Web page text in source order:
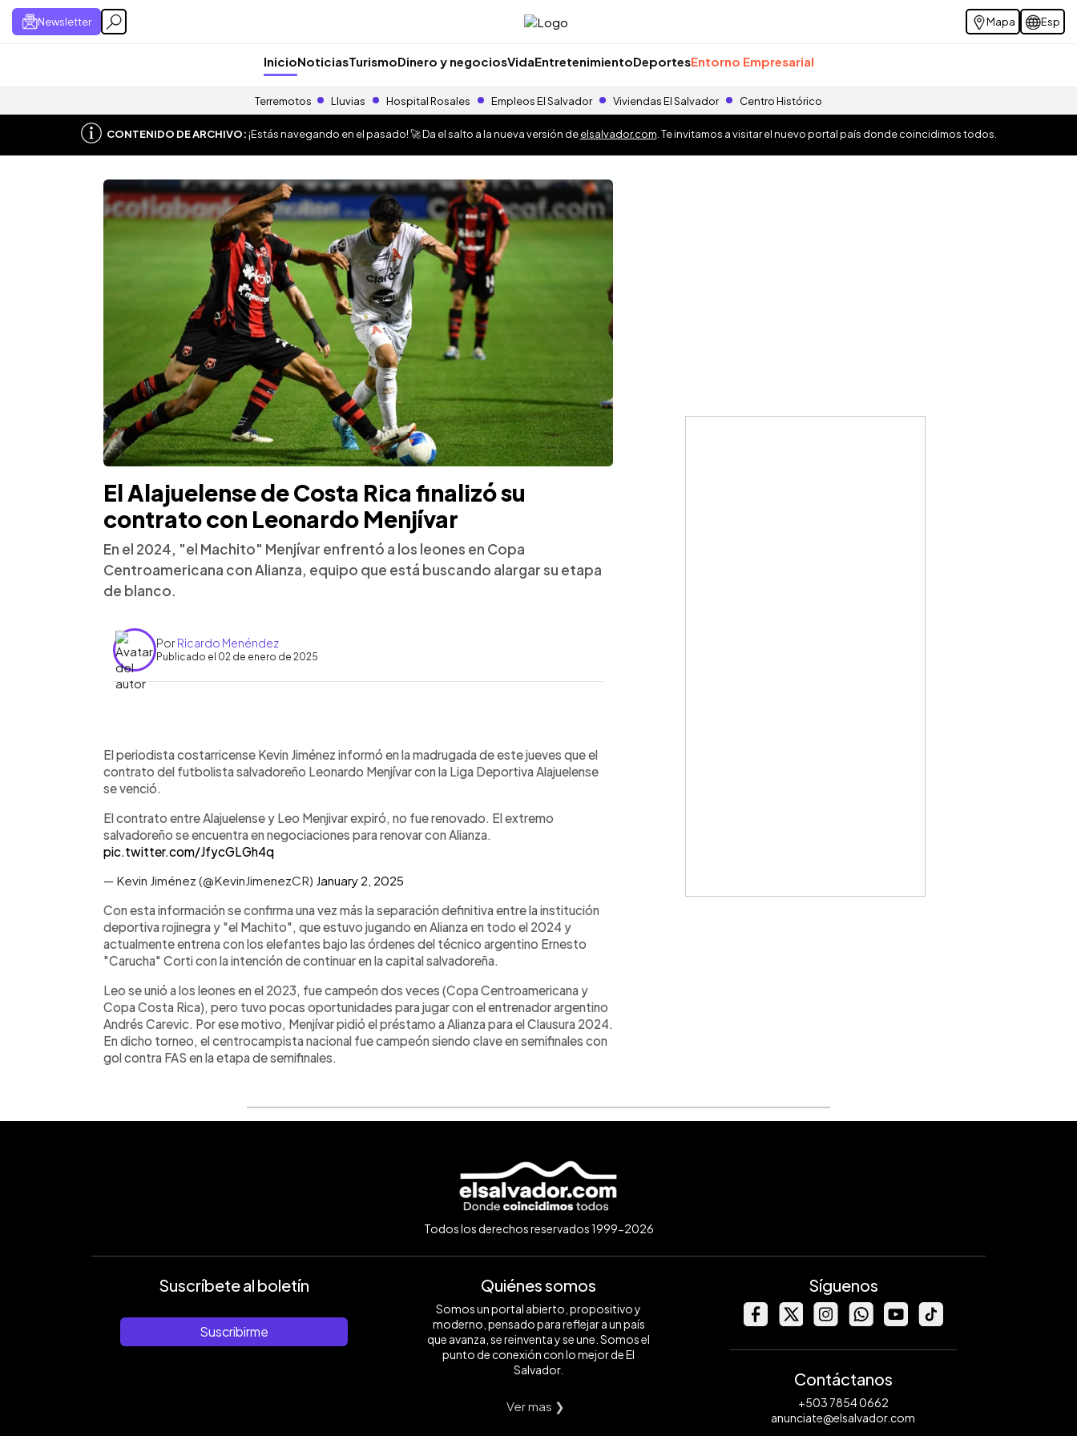
Newsletter Mapa Esp
InicioNoticiasTurismoDinero y negociosVidaEntretenimientoDeportesEntorno Empresarial
Terremotos Lluvias Hospital Rosales Empleos El Salvador Viviendas El Salvador Centro Histórico
CONTENIDO DE ARCHIVO:¡Estás navegando en el pasado! 🚀 Da el salto a la nueva versión deelsalvador.com . Te invitamos a visitar el nuevo portal país donde coincidimos todos.
El Alajuelense de Costa Rica finalizó su
contrato con Leonardo Menjívar
En el 2024, "el Machito" Menjívar enfrentó a los leones en Copa
Centroamericana con Alianza, equipo que está buscando alargar su etapa
de blanco.
PorRicardo Menéndez
Publicado el 02 de enero de 2025
► Escuchar artículo
El periodista costarricense Kevin Jiménez informó en la madrugada de este jueves que el
contrato del futbolista salvadoreño Leonardo Menjívar con la Liga Deportiva Alajuelense
se venció.
El contrato entre Alajuelense y Leo Menjivar expiró, no fue renovado. El extremo
salvadoreño se encuentra en negociaciones para renovar con Alianza.
pic.twitter.com/JfycGLGh4q
— Kevin Jiménez (@KevinJimenezCR) January 2, 2025
Con esta información se confirma una vez más la separación definitiva entre la institución
deportiva rojinegra y "el Machito", que estuvo jugando en Alianza en todo el 2024 y
actualmente entrena con los elefantes bajo las órdenes del técnico argentino Ernesto
"Carucha" Corti con la intención de continuar en la capital salvadoreña.
Leo se unió a los leones en el 2023, fue campeón dos veces (Copa Centroamericana y
Copa Costa Rica), pero tuvo pocas oportunidades para jugar con el entrenador argentino
Andrés Carevic. Por ese motivo, Menjívar pidió el préstamo a Alianza para el Clausura 2024.
En dicho torneo, el centrocampista nacional fue campeón siendo clave en semifinales con
gol contra FAS en la etapa de semifinales.
Todos los derechos reservados 1999-2026
Suscríbete al boletín
Suscribirme
Quiénes somos
Somos un portal abierto, propositivo y
moderno, pensado para reflejar a un país
que avanza, se reinventa y se une. Somos el
punto de conexión con lo mejor de El
Salvador.
Ver mas ❯
Síguenos
Contáctanos
+503 7854 0662
anunciate@elsalvador.com